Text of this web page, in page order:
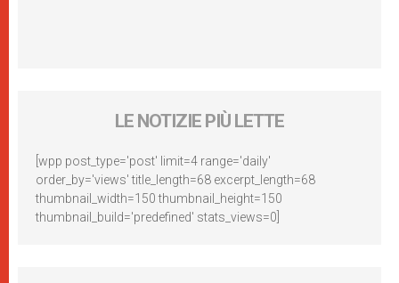
LE NOTIZIE PIÙ LETTE
[wpp post_type='post' limit=4 range='daily'
order_by='views' title_length=68 excerpt_length=68
thumbnail_width=150 thumbnail_height=150
thumbnail_build='predefined' stats_views=0]